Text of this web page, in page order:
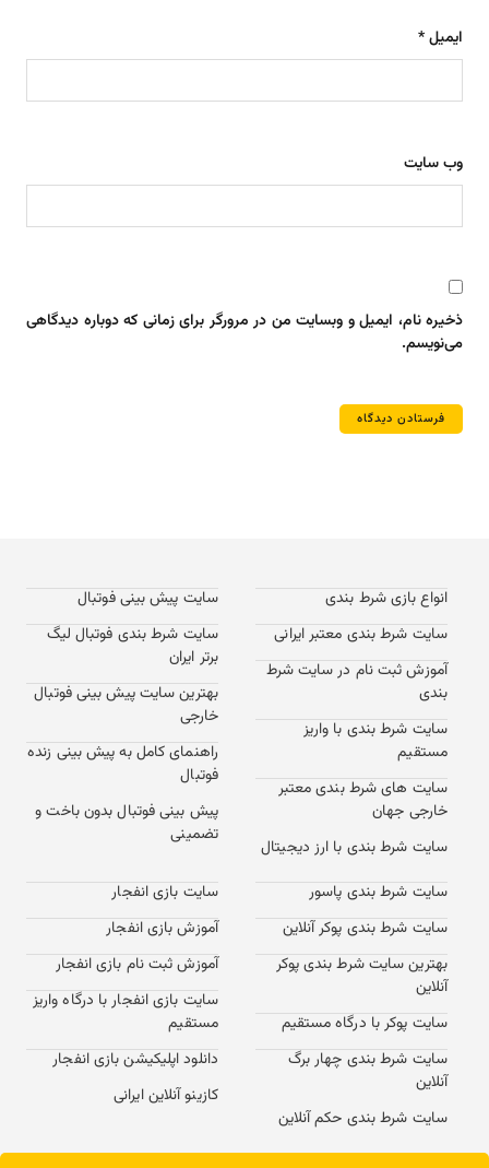
ایمیل*
وب‌ سایت
ذخیره نام، ایمیل و وبسایت من در مرورگر برای زمانی که دوباره دیدگاهی
می‌نویسم.
انواع بازی شرط بندی
سایت شرط بندی معتبر ایرانی
آموزش ثبت نام در سایت شرط
بندی
سایت شرط بندی با واریز
مستقیم
سایت های شرط بندی معتبر
خارجی جهان
سایت شرط بندی با ارز دیجیتال
سایت پیش بینی فوتبال
سایت شرط بندی فوتبال لیگ
برتر ایران
بهترین سایت پیش بینی فوتبال
خارجی
راهنمای کامل به پیش بینی زنده
فوتبال
پیش بینی فوتبال بدون باخت و
تضمینی
سایت شرط بندی پاسور
سایت شرط بندی پوکر آنلاین
بهترین سایت شرط بندی پوکر
آنلاین
سایت پوکر با درگاه مستقیم
سایت شرط بندی چهار برگ
آنلاین
سایت شرط بندی حکم آنلاین
سایت بازی انفجار
آموزش بازی انفجار
آموزش ثبت نام بازی انفجار
سایت بازی انفجار با درگاه واریز
مستقیم
دانلود اپلیکیشن بازی انفجار
کازینو آنلاین ایرانی